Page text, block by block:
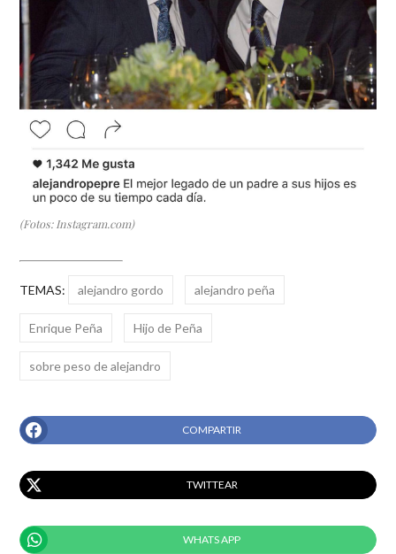
(Fotos: Instagram.com)
TEMAS: alejandro gordo alejandro peña
Enrique Peña Hijo de Peña
sobre peso de alejandro
COMPARTIR
TWITTEAR
WHATS APP